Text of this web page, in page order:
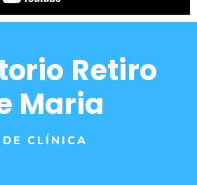
Retiro
Maria
CLÍNICA